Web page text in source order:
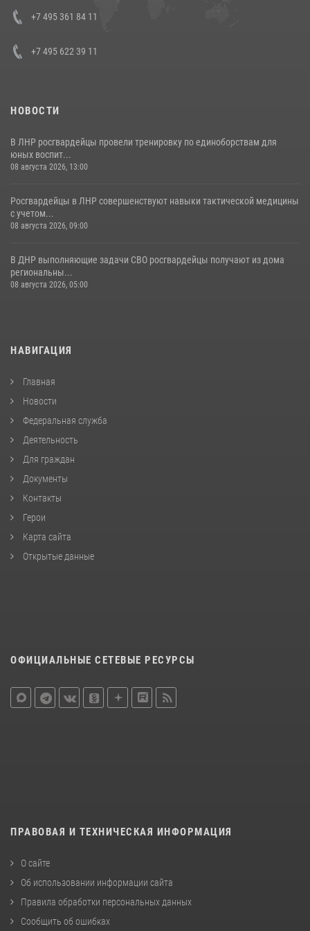
Кавказском федеральном округе Виталием Кузнецовым
+7 495 361 84 11
+7 495 622 39 11
НОВОСТИ
В ЛНР росгвардейцы провели тренировку по единоборствам для
юных воспит...
08 августа 2026, 13:00
Росгвардейцы в ЛНР совершенствуют навыки тактической медицины
с учетом...
08 августа 2026, 09:00
В ДНР выполняющие задачи СВО росгвардейцы получают из дома
региональны...
08 августа 2026, 05:00
НАВИГАЦИЯ
Главная
Новости
Федеральная служба
Деятельность
Для граждан
Документы
Контакты
Герои
Карта сайта
Открытые данные
ОФИЦИАЛЬНЫЕ СЕТЕВЫЕ РЕСУРСЫ
ПРАВОВАЯ И ТЕХНИЧЕСКАЯ ИНФОРМАЦИЯ
О сайте
Об использовании информации сайта
Правила обработки персональных данных
Сообщить об ошибках